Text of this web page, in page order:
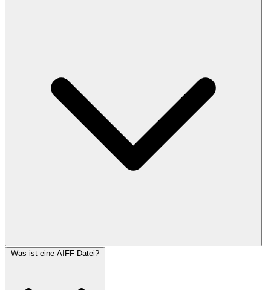
Was ist eine AIFF-Datei?